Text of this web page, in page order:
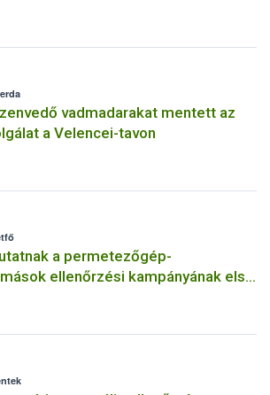
vadmadarakat mentett az
a Velencei-tavon
a permetezőgép-
ellenőrzési kampányának első